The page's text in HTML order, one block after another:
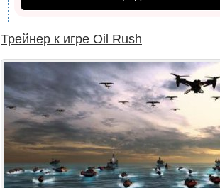
Трейнер к игре Oil Rush